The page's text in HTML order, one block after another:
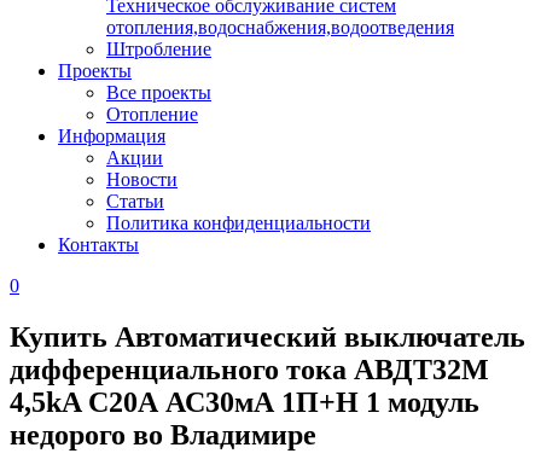
Техническое обслуживание систем
отопления,водоснабжения,водоотведения
Штробление
Проекты
Все проекты
Отопление
Информация
Акции
Новости
Статьи
Политика конфиденциальности
Контакты
0
Купить Автоматический выключатель
дифференциального тока АВДТ32М
4,5kA С20А АС30мА 1П+Н 1 модуль
недорого во Владимире